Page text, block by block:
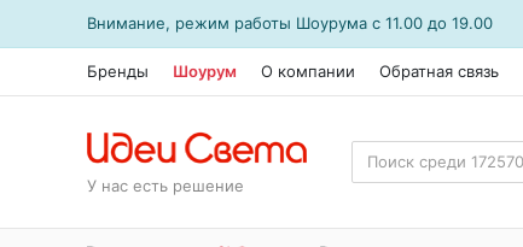
Внимание, режим работы Шоурума с 11.00 до 19.00
Бренды Шоурум О компании Обратная связь
У нас есть решение